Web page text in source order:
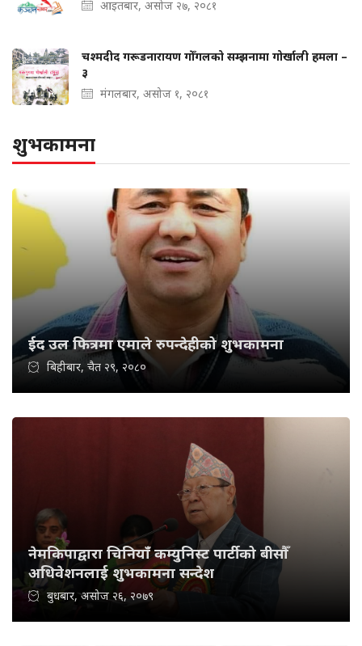
आइतबार, असोज २७, २०८१
चश्मदीद गरूडनारायण गोँगलको सम्झनामा गोर्खाली हमला –
३
मंगलबार, असोज १, २०८१
शुभकामना
ईद उल फित्रमा एमाले रुपन्देहीको शुभकामना
बिहीबार, चैत २९, २०८०
नेमकिपाद्वारा चिनियाँ कम्युनिस्ट पार्टीको बीसौँ
अधिवेशनलाई शुभकामना सन्देश
बुधबार, असोज २६, २०७९